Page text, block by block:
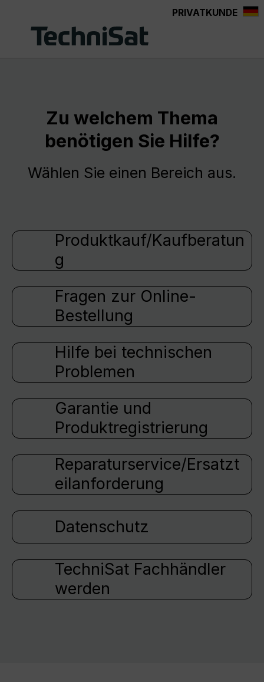
PRIVATKUNDE
Zu welchem Thema
benötigen Sie Hilfe?
Wählen Sie einen Bereich aus.
Produktkauf/Kaufberatun
g
Fragen zur Online-
Bestellung
Hilfe bei technischen
Problemen
Garantie und
Produktregistrierung
Reparaturservice/Ersatzt
eilanforderung
Datenschutz
TechniSat Fachhändler
werden